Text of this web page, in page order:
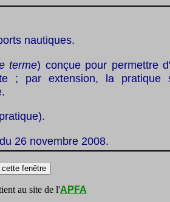
nautiques.
terme) conçue pour permettre
; par extension, la pratique
26 novembre 2008.
au site de l'APFA